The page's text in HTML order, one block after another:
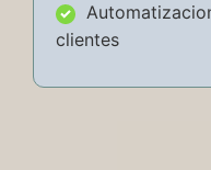
clientes